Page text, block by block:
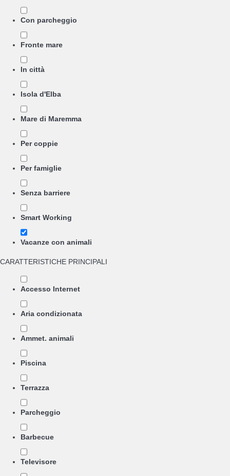
Con parcheggio
Fronte mare
In città
Isola d'Elba
Mare di Maremma
Per coppie
Per famiglie
Senza barriere
Smart Working
Vacanze con animali
CARATTERISTICHE PRINCIPALI
Accesso Internet
Aria condizionata
Ammet. animali
Piscina
Terrazza
Parcheggio
Barbecue
Televisore